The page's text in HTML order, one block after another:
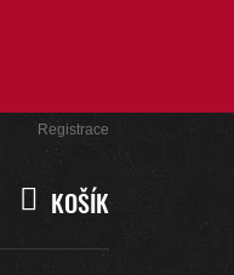
Registrace
KOŠÍK